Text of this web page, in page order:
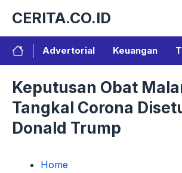
isi
CERITA.CO.ID
Advertorial Keuangan
Keputusan Obat
Tangkal Corona
Donald Trump
Home